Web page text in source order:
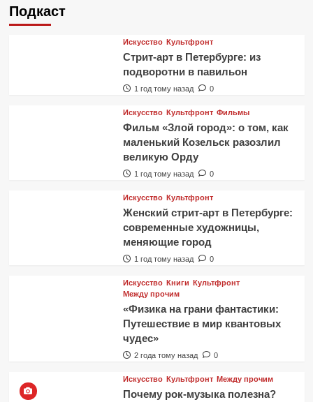
Подкаст
Искусство Культфронт
Стрит-арт в Петербурге: из
подворотни в павильон
1 год тому назад 0
Искусство Культфронт Фильмы
Фильм «Злой город»: о том, как
маленький Козельск разозлил
великую Орду
1 год тому назад 0
Искусство Культфронт
Женский стрит-арт в Петербурге:
современные художницы,
меняющие город
1 год тому назад 0
Искусство Книги
Культфронт
Между прочим
«Физика на грани фантастики:
Путешествие в мир квантовых
чудес»
2 года тому назад 0
Искусство Культфронт Между прочим
Почему рок-музыка полезна?